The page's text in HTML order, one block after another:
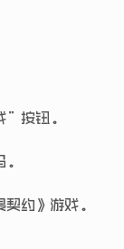
”按钮。
约》游戏。